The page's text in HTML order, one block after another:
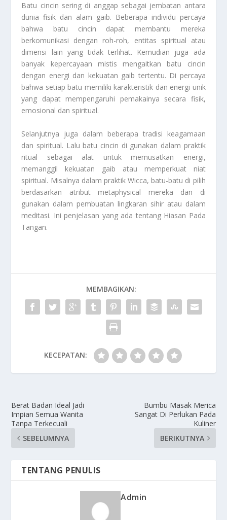
Batu cincin sering di anggap sebagai jembatan antara
dunia fisik dan alam gaib. Beberapa individu percaya
bahwa batu cincin dapat membantu mereka
berkomunikasi dengan roh-roh, entitas spiritual atau
dimensi lain yang tidak terlihat. Kemudian juga ada
banyak kepercayaan mistis mengaitkan batu cincin
dengan energi dan kekuatan gaib tertentu. Di percaya
bahwa setiap batu memiliki karakteristik dan energi unik
yang dapat mempengaruhi pemakainya secara fisik,
emosional dan spiritual.
Selanjutnya juga dalam beberapa tradisi keagamaan
dan spiritual. Lalu batu cincin di gunakan dalam praktik
ritual sebagai alat untuk memusatkan energi,
memanggil kekuatan gaib atau memperkuat niat
spiritual. Misalnya dalam praktik Wicca, batu-batu di pilih
berdasarkan atribut metaphysical mereka dan di
gunakan dalam pembuatan lingkaran sihir atau dalam
meditasi. Ini penjelasan yang ada tentang Hiasan Pada
Tangan.
MEMBAGIKAN:
KECEPATAN:
Berat Badan Ideal Jadi
Impian Semua Wanita
Tanpa Terkecuali
SEBELUMNYA
Bumbu Masak Merica
Sangat Di Perlukan Pada
Kuliner
BERIKUTNYA
TENTANG PENULIS
Admin